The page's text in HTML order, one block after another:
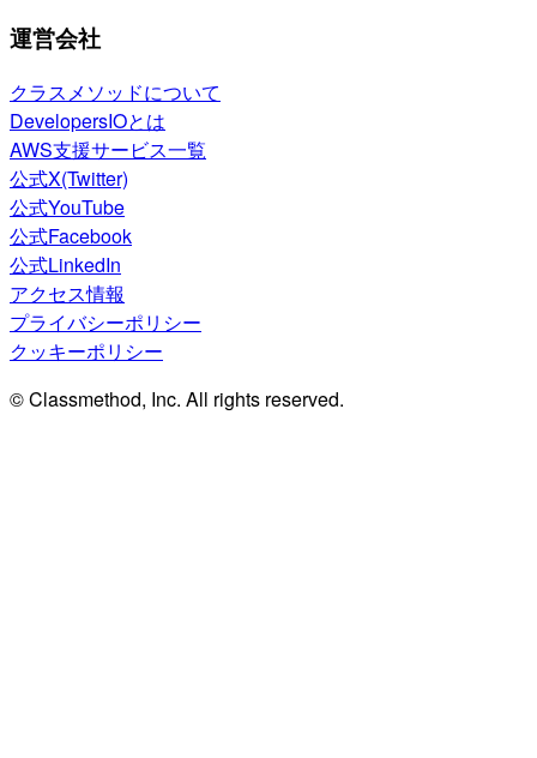
運営会社
クラスメソッドについて
DevelopersIOとは
AWS支援サービス一覧
公式X(Twitter)
公式YouTube
公式Facebook
公式LinkedIn
アクセス情報
プライバシーポリシー
クッキーポリシー
© Classmethod, Inc. All rights reserved.